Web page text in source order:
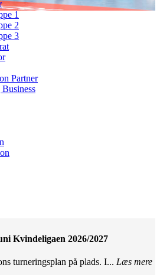
1
2
3
Partner
Kvindeligaen 2026/2027
turneringsplan på plads. I... Læs mere